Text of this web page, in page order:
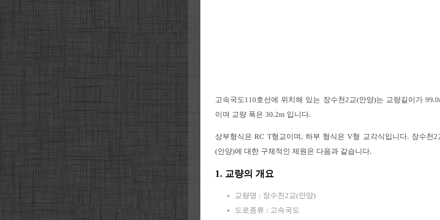
고속국도110호선에 위치해 있는 장수천2교(안양)는 교량길이가
이며 교량 폭은 30.2m 입니다.
상부형식은 RC T형교이며, 하부 형식은 V형 교각식입니다. 장수천2
(안양)에 대한 구체적인 제원은 다음과 같습니다.
1. 교량의 개요
교량명 : 장수천2교(안양)
도로종류 : 고속국도